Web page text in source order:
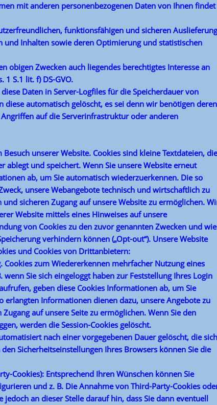
mit anderen personenbezogenen Daten von Ihnen findet
funktionsfähigen und sicheren Auslieferung
und Inhalten sowie deren Optimierung und statistischen
obigen Zwecken auch liegendes berechtigtes Interesse an
S.1 lit. f) DS-GVO.
Daten in Server-Logfiles für die Speicherdauer von
diese automatisch gelöscht, es sei denn wir benötigen deren
auf die Serverinfrastruktur oder anderen
unserer Website. Cookies sind kleine Textdateien, die
ablegt und speichert. Wenn Sie unsere Website erneut
ab, um Sie automatisch wiederzuerkennen. Die so
unsere Webangebote technisch und wirtschaftlich zu
sicheren Zugang auf unsere Website zu ermöglichen.
Website mittels eines Hinweises auf unsere
von Cookies zu den zuvor genannten Zwecken und wie
verhindern können („Opt-out“). Unsere Website
und Cookies von Drittanbietern:
Cookies zum Wiedererkennen mehrfacher Nutzung eines
Sie sich eingeloggt haben zur Feststellung Ihres Login
geben diese Cookies Informationen ab, um Sie
erlangten Informationen dienen dazu, unsere Angebote zu
auf unsere Seite zu ermöglichen. Wenn Sie den
werden die Session-Cookies gelöscht.
nach einer vorgegebenen Dauer gelöscht, die sich
Sicherheitseinstellungen Ihres Browsers können Sie die
Cookies): Entsprechend Ihren Wünschen können Sie
und z. B. Die Annahme von Third-Party-Cookies
jedoch an dieser Stelle darauf hin, dass Sie dann eventuell